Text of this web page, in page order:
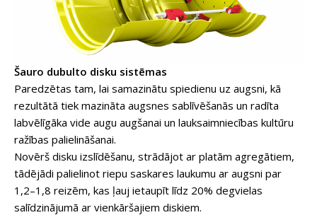
Šauro dubulto disku sistēmas
Paredzētas tam, lai samazinātu spiedienu uz augsni, kā
rezultātā tiek mazināta augsnes sablīvēšanās un radīta
labvēlīgāka vide augu augšanai un lauksaimniecības kultūru
ražības palielināšanai.
Novērš disku izslīdēšanu, strādājot ar platām agregātiem,
tādējādi palielinot riepu saskares laukumu ar augsni par
1,2–1,8 reizēm, kas ļauj ietaupīt līdz 20% degvielas
salīdzinājumā ar vienkāršajiem diskiem.